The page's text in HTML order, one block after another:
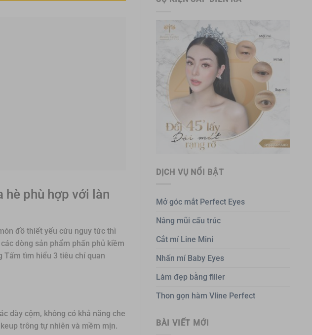
hè phù hợp với làn
đồ thiết yếu cứu nguy tức thì
dòng sản phẩm phấn phủ kiềm
Tấm tìm hiểu 3 tiêu chí quan
dày cộm, không có khả năng che
trông tự nhiên và mềm mịn.
DỊCH VỤ NỔI BẬT
Mở góc mắt Perfect Eyes
Nâng mũi cấu trúc
Cắt mí Line Mini
Nhấn mí Baby Eyes
Làm đẹp bằng filler
Thon gọn hàm Vline Perfect
BÀI VIẾT MỚI